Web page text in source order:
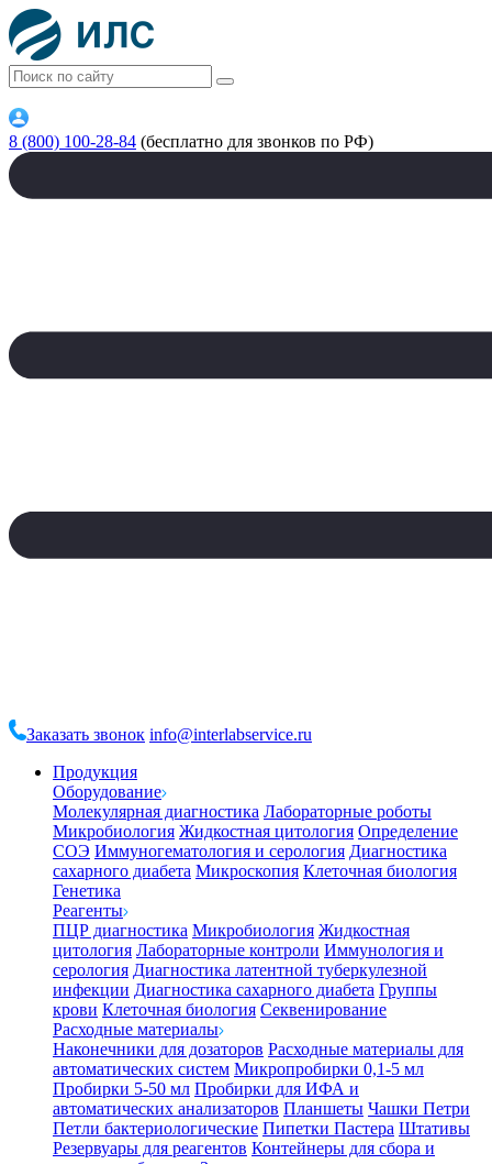
8 (800) 100-28-84 (бесплатно для звонков по РФ)
Заказать звонок info@interlabservice.ru
Продукция
Оборудование
Молекулярная диагностика Лабораторные роботы
Микробиология Жидкостная цитология Определение
СОЭ Иммуногематология и серология Диагностика
сахарного диабета Микроскопия Клеточная биология
Генетика
Реагенты
ПЦР диагностика Микробиология Жидкостная
цитология Лабораторные контроли Иммунология и
серология Диагностика латентной туберкулезной
инфекции Диагностика сахарного диабета Группы
крови Клеточная биология Секвенирование
Расходные материалы
Наконечники для дозаторов Расходные материалы для
автоматических систем Микропробирки 0,1-5 мл
Пробирки 5-50 мл Пробирки для ИФА и
автоматических анализаторов Планшеты Чашки Петри
Петли бактериологические Пипетки Пастера Штативы
Резервуары для реагентов Контейнеры для сбора и